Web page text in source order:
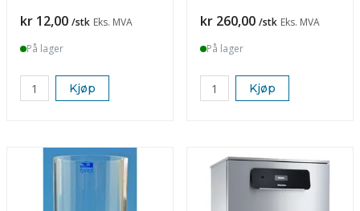
Pris
kr 12,00 /stk Eks. MVA
På lager
Kjøp
Pris
kr 260,00 /stk Eks. MVA
På lager
Kjøp